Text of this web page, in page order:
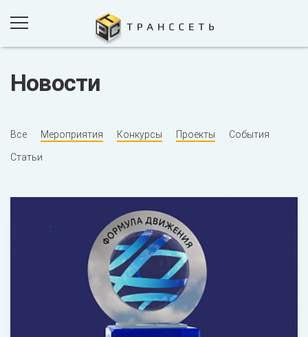
ПРОДУКТЫ И РЕШЕНИЯ
КОМПАНИЯ
НОВОСТИ
ОБРАТНАЯ СВЯЗЬ
Новости
Все Мероприятия Конкурсы Проекты События
Статьи